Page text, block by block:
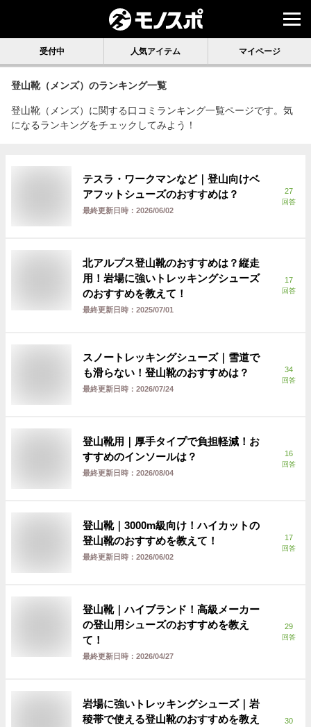
受付中 人気アイテム マイページ
登山靴（メンズ） のランキング一覧
登山靴（メンズ）に関する口コミランキング一覧ページです。気
になるランキングをチェックしてみよう！
テスラ・ワークマンなど｜登山向けベ
アフットシューズのおすすめは？
最終更新日時： 2026/06/02
27
回答
北アルプス登山靴のおすすめは？縦走
用！岩場に強いトレッキングシューズ
のおすすめを教えて！
最終更新日時： 2025/07/01
17
回答
スノートレッキングシューズ｜雪道で
も滑らない！登山靴のおすすめは？
最終更新日時： 2026/07/24
34
回答
登山靴用｜厚手タイプで負担軽減！お
すすめのインソールは？
最終更新日時： 2026/08/04
16
回答
登山靴｜3000m級向け！ハイカットの
登山靴のおすすめを教えて！
最終更新日時： 2026/06/02
17
回答
登山靴｜ハイブランド！高級メーカー
の登山用シューズのおすすめを教え
て！
最終更新日時： 2026/04/27
29
回答
岩場に強いトレッキングシューズ｜岩
稜帯で使える登山靴のおすすめを教え
30